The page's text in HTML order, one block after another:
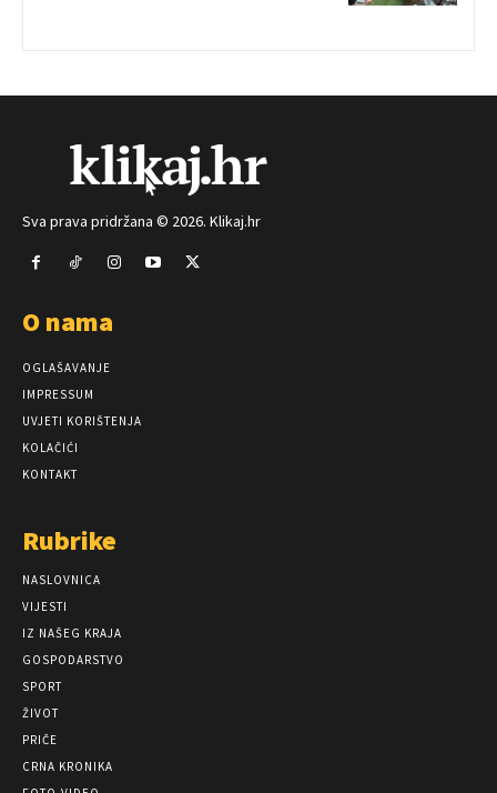
Sva prava pridržana © 2026. Klikaj.hr
O nama
OGLAŠAVANJE
IMPRESSUM
UVJETI KORIŠTENJA
KOLAČIĆI
KONTAKT
Rubrike
NASLOVNICA
VIJESTI
IZ NAŠEG KRAJA
GOSPODARSTVO
SPORT
ŽIVOT
PRIČE
CRNA KRONIKA